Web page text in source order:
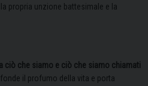
propria unzione battesimale e la
ciò che siamo e ciò che siamo chiamati
il profumo della vita e porta